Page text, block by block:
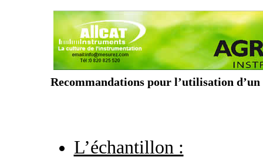
Recommandations pour l’utilisation
L’échantillon :